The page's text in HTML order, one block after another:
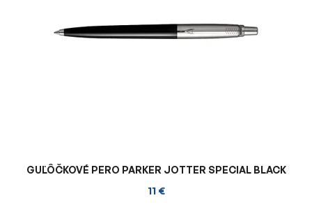
GUĽÔČKOVÉ PERO PARKER JOTTER SPECIAL BLACK
11 €